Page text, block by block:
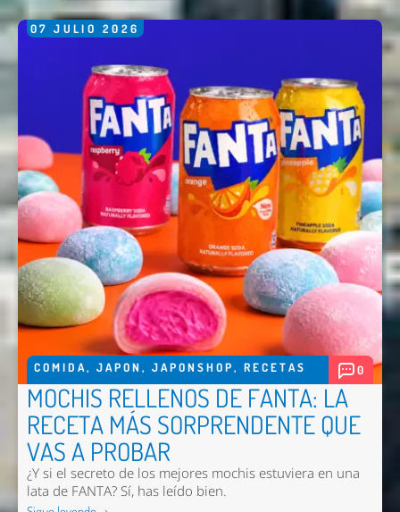
07 JULIO 2026
COMIDA, JAPON , JAPONSHOP, RECETAS 0
MOCHIS RELLENOS DE FANTA: LA
RECETA MÁS SORPRENDENTE QUE
VAS A PROBAR
¿Y si el secreto de los mejores mochis estuviera en una
lata de FANTA? Sí, has leído bien.
Nombre *